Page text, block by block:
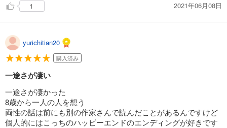
1 2021年06月08日
yurichitian20
購入済み
一途さが凄い
一途さが凄かった
8歳から一人の人を想う
両性の話は前にも別の作家さんで読んだことがあるんですけど
個人的にはこっちのハッピーエンドのエンディングが好きです